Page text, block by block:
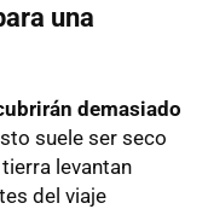
una
demasiado
suele ser seco
levantan
del viaje